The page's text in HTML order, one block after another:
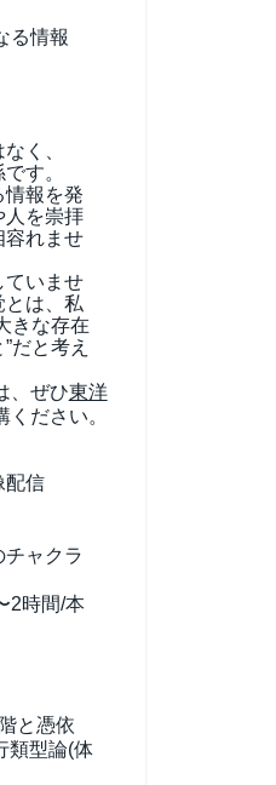
る情報
く、
す。
情報を発
人を崇拝
容れませ
ていませ
とは、私
きな存在
だと考え
、ぜひ東洋
ください。
配信
ャクラ
2時間/本
と憑依
類型論(体